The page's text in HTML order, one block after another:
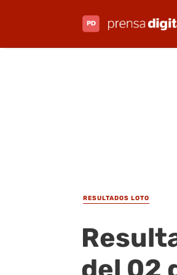
RESULTADOS LOTO